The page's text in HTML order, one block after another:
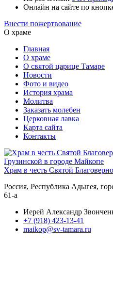
Онлайн на сайте по
Внести пожертвование
О храме
Главная
О храме
О святой царице Тамаре
Новости
Фото и видео
История храма
Молитва
Заказать молебен
Церковная лавка
Карта сайта
Контакты
Храм в честь Святой
Россия, Республика Адыгея,
61-а
Иерей Александр
+7 (918) 423-13-41
maikop@sv-tamara.ru